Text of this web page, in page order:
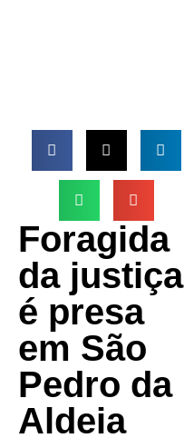
Foragida
da justiça
é presa
em São
Pedro da
Aldeia